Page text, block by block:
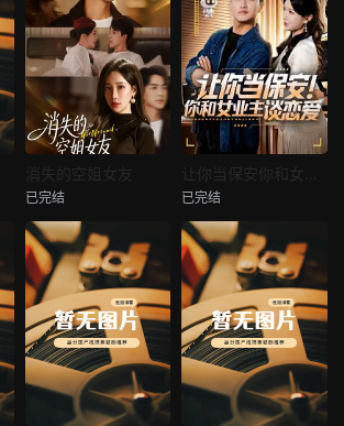
热播
未知
消失的空姐女友
已完结
未知
已完结